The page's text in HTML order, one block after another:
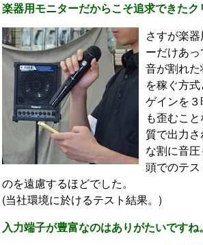
楽器用モニターだからこそ追求できたク
さすが楽
ーだけあ
音が割れ
を稼ぐ方式
ゲインを
も歪むこ
質で出力
な割に音
頭でのテ
のを遠慮するほどでした。
(当社環境に於けるテスト結果。)
入力端子が豊富なのはありがたいですね。